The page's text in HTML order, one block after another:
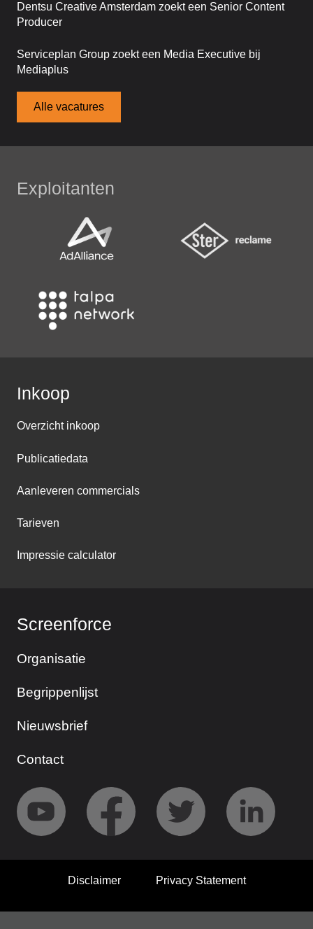
Dentsu Creative Amsterdam zoekt een Senior Content
Producer
Serviceplan Group zoekt een Media Executive bij
Mediaplus
Alle vacatures
Exploitanten
Inkoop
Overzicht inkoop
Publicatiedata
Aanleveren commercials
Tarieven
Impressie calculator
Screenforce
Organisatie
Begrippenlijst
Nieuwsbrief
Contact
Disclaimer Privacy Statement